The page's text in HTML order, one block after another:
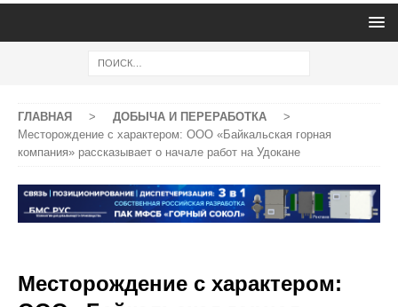
ГЛАВНАЯ > ДОБЫЧА И ПЕРЕРАБОТКА
>
Месторождение с характером: ООО «Байкальская горная
компания» рассказывает о начале работ на Удокане
Месторождение с характером: